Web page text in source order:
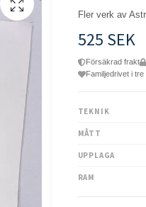
Fler verk av
525 SEK
Försäkrad frakt
Familjedrivet i tre
TEKNIK
MÅTT
UPPLAGA
RAM